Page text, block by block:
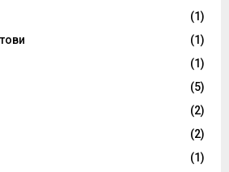
(1)
(1)
(1)
(5)
(2)
(2)
(1)